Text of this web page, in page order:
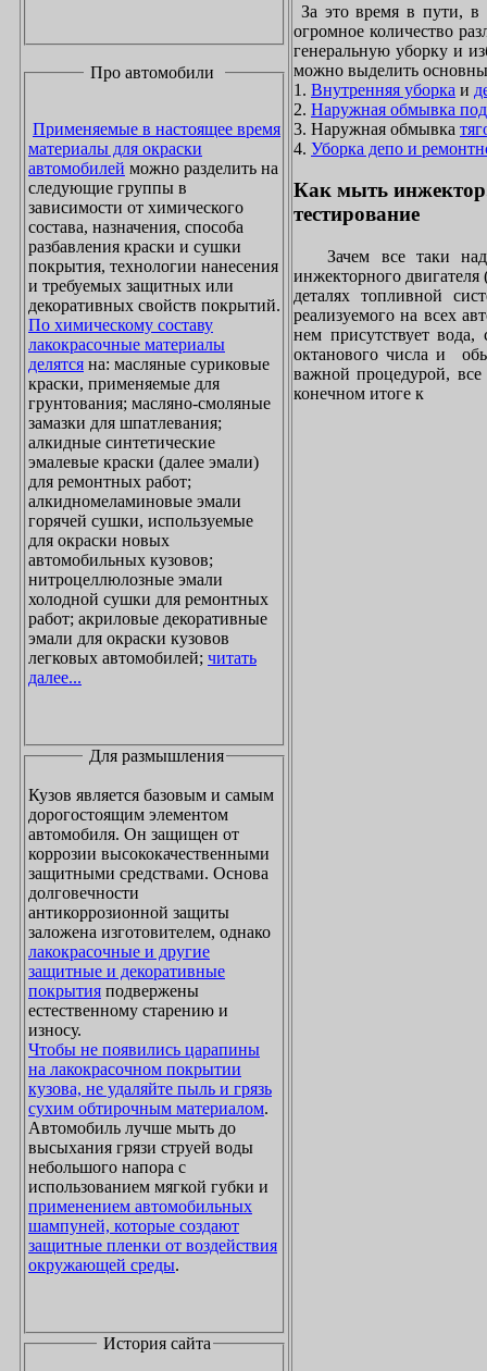
Про автомобили
Применяемые в настоящее время
материалы для окраски
автомобилей можно разделить на
следующие группы в
зависимости от химического
состава, назначения, способа
разбавления краски и сушки
покрытия, технологии нанесения
и требуемых защитных или
декоративных свойств покрытий.
По химическому составу
лакокрасочные материалы
делятся на: масляные суриковые
краски, применяемые для
грунтования; масляно-смоляные
замазки для шпатлевания;
алкидные синтетические
эмалевые краски (далее эмали)
для ремонтных работ;
алкидномеламиновые эмали
горячей сушки, используемые
для окраски новых
автомобильных кузовов;
нитроцеллюлозные эмали
холодной сушки для ремонтных
работ; акриловые декоративные
эмали для окраски кузовов
легковых автомобилей; читать
далее...
Для размышления
Кузов является базовым и самым
дорогостоящим элементом
автомобиля. Он защищен от
коррозии высококачественными
защитными средствами. Основа
долговечности
антикоррозионной защиты
заложена изготовителем, однако
лакокрасочные и другие
защитные и декоративные
покрытия подвержены
естественному старению и
износу.
Чтобы не появились царапины
на лакокрасочном покрытии
кузова, не удаляйте пыль и грязь
сухим обтирочным материалом.
Автомобиль лучше мыть до
высыхания грязи струей воды
небольшого напора с
использованием мягкой губки и
применением автомобильных
шампуней, которые создают
защитные пленки от воздействия
окружающей среды.
История сайта
За это время в пути,
огромное количество
генеральную уборку и
можно выделить
1. Внутренняя уборка и
2. Наружная обмывка
3. Наружная обмывка
4. Уборка депо и
Как мыть
тестирование
Зачем все таки
инжекторного
деталях топливной
реализуемого на всех
нем присутствует
октанового числа и
важной процедурой, все
конечном итоге к